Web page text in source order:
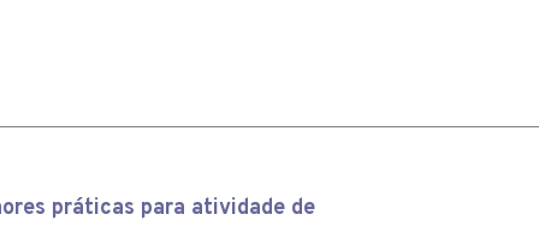
práticas para atividade de